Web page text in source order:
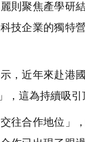
則聚焦產學研
技企業的獨特
，近年來赴港
這為持續吸引
往合作地位」